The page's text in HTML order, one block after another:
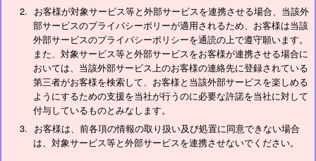
お客様が対象サービス等と外部サービスを連携させる場合、当該外
部サービスのプライバシーポリーが適用されるため、お客様は当該
外部サービスのプライバシーポリシーを通読の上で遵守願います。
また、対象サービス等と外部サービスをお客様が連携させる場合に
おいては、当該外部サービス上のお客様の連絡先に登録されている
第三者がお客様を検索して、お客様と当該外部サービスを楽しめる
ようにするための支援を当社が行うのに必要な許諾を当社に対して
付与しているものとみなします。
お客様は、前各項の情報の取り扱い及び処置に同意できない場合
は、対象サービス等と外部サービスを連携させないでください。